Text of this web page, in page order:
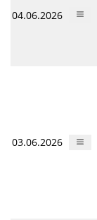
04.06.2026
03.06.2026